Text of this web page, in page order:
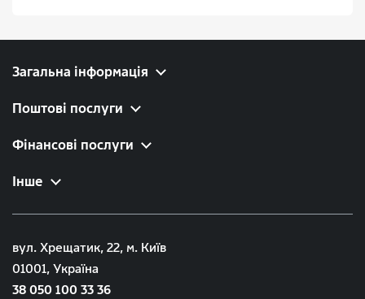
Загальна інформація
Поштові послуги
Фінансові послуги
Інше
вул. Хрещатик, 22, м. Київ
01001, Україна
38 050 100 33 36